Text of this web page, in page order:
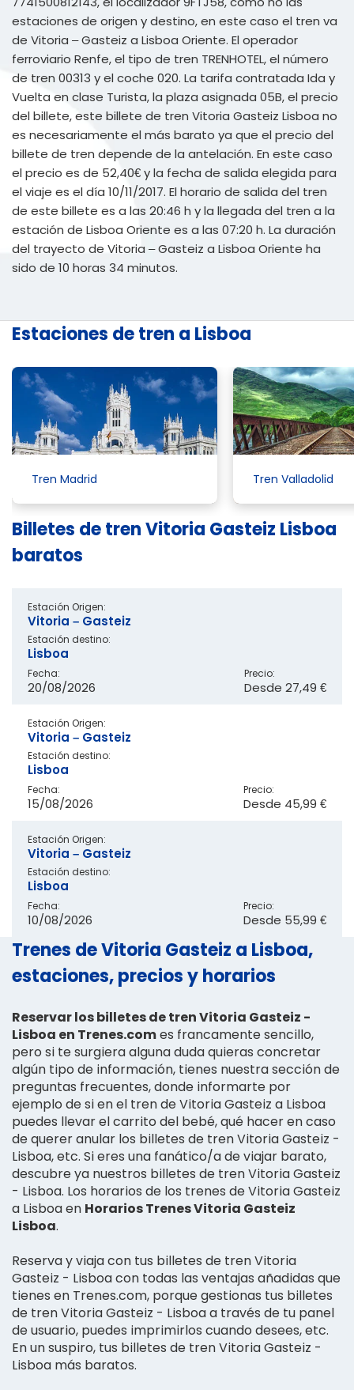
estaciones de origen y destino, en este caso el tren va
de Vitoria – Gasteiz a Lisboa Oriente. El operador
ferroviario Renfe, el tipo de tren TRENHOTEL, el número
de tren 00313 y el coche 020. La tarifa contratada Ida y
Vuelta en clase Turista, la plaza asignada 05B, el precio
del billete, este billete de tren Vitoria Gasteiz Lisboa no
es necesariamente el más barato ya que el precio del
billete de tren depende de la antelación. En este caso
el precio es de 52,40€ y la fecha de salida elegida para
el viaje es el día 10/11/2017. El horario de salida del tren
de este billete es a las 20:46 h y la llegada del tren a la
estación de Lisboa Oriente es a las 07:20 h. La duración
del trayecto de Vitoria – Gasteiz a Lisboa Oriente ha
sido de 10 horas 34 minutos.
Estaciones de tren a Lisboa
Tren Madrid Tren Valladolid
Billetes de tren Vitoria Gasteiz Lisboa
baratos
Estación Origen:
Vitoria – Gasteiz
Estación destino:
Lisboa
Fecha:
20/08/2026
Precio:
Desde 27,49 €
Estación Origen:
Vitoria – Gasteiz
Estación destino:
Lisboa
Fecha:
15/08/2026
Precio:
Desde 45,99 €
Estación Origen:
Vitoria – Gasteiz
Estación destino:
Lisboa
Fecha:
10/08/2026
Precio:
Desde 55,99 €
Trenes de Vitoria Gasteiz a Lisboa,
estaciones, precios y horarios
Reservar los billetes de tren Vitoria Gasteiz -
Lisboa en Trenes.comes francamente sencillo,
pero si te surgiera alguna duda quieras concretar
algún tipo de información, tienes nuestra sección de
preguntas frecuentes, donde informarte por
ejemplo de si en el tren de Vitoria Gasteiz a Lisboa
puedes llevar el carrito del bebé, qué hacer en caso
de querer anular los billetes de tren Vitoria Gasteiz -
Lisboa, etc. Si eres una fanático/a de viajar barato,
descubre ya nuestros billetes de tren Vitoria Gasteiz
- Lisboa. Los horarios de los trenes de Vitoria Gasteiz
a Lisboa en Horarios Trenes Vitoria Gasteiz
Lisboa.
Reserva y viaja con tus billetes de tren Vitoria
Gasteiz - Lisboa con todas las ventajas añadidas que
tienes en Trenes.com, porque gestionas tus billetes
de tren Vitoria Gasteiz - Lisboa a través de tu panel
de usuario, puedes imprimirlos cuando desees, etc.
En un suspiro, tus billetes de tren Vitoria Gasteiz -
Lisboa más baratos.